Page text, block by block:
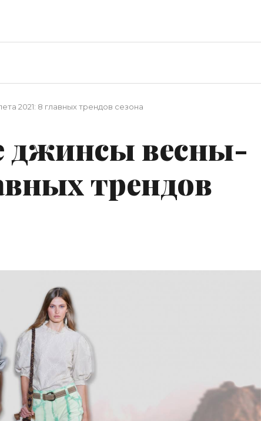
2021: 8 главных трендов сезона
джинсы весны-
трендов